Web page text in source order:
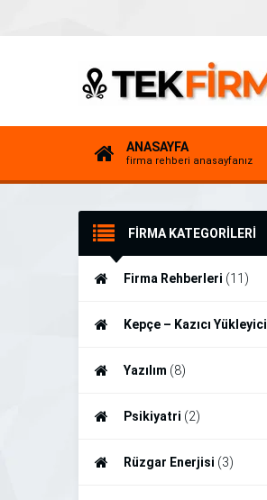
ANASAYFA
firma rehberi anasayfanız
FİRMA KATEGORİLERİ
Firma Rehberleri (11)
Kepçe – Kazıcı Yükleyici
Yazılım (8)
Psikiyatri (2)
Rüzgar Enerjisi (3)